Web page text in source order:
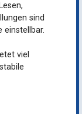
sind
einstellbar.
viel